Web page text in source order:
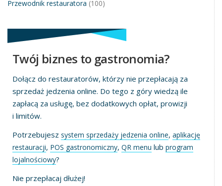
Przewodnik restauratora (100)
Twój biznes to gastronomia?
Dołącz do restauratorów, którzy nie przepłacają za
sprzedaż jedzenia online. Do tego z góry wiedzą ile
zapłacą za usługę, bez dodatkowych opłat, prowizji
i limitów.
Potrzebujesz system sprzedaży jedzenia online, aplikację
restauracji, POS gastronomiczny, QR menu lub program
lojalnościowy?
Nie przepłacaj dłużej!